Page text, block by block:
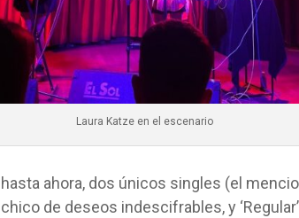
Laura Katze en el escenario
ahora, dos únicos singles (el
de deseos indescifrables, y